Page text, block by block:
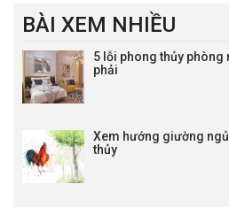
BÀI XEM NHIỀU
5 lỗi phong thủy
phải
Xem hướng giường
thủy